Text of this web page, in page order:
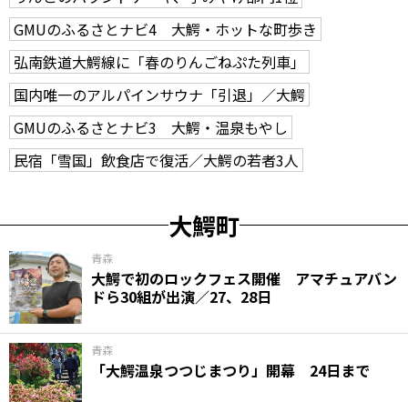
GMUのふるさとナビ4 大鰐・ホットな町歩き
弘南鉄道大鰐線に「春のりんごねぷた列車」
国内唯一のアルパインサウナ「引退」／大鰐
GMUのふるさとナビ3 大鰐・温泉もやし
民宿「雪国」飲食店で復活／大鰐の若者3人
大鰐町
青森
大鰐で初のロックフェス開催 アマチュアバン
ドら30組が出演／27、28日
青森
「大鰐温泉つつじまつり」開幕 24日まで